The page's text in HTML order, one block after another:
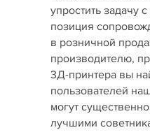
упростить
позиция
в розничной
производителю,
3Д-принтера вы
пользователей
могут
лучшими